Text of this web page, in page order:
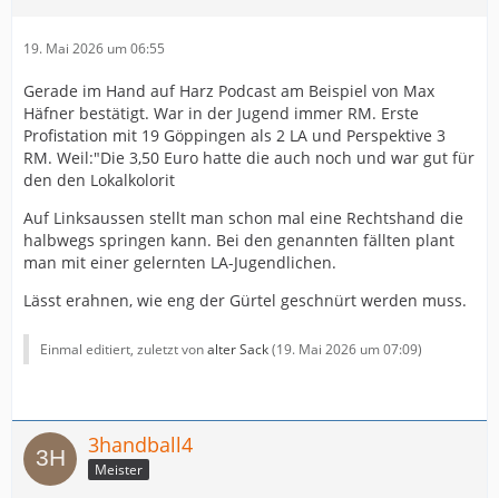
19. Mai 2026 um 06:55
Gerade im Hand auf Harz Podcast am Beispiel von Max
Häfner bestätigt. War in der Jugend immer RM. Erste
Profistation mit 19 Göppingen als 2 LA und Perspektive 3
RM. Weil:"Die 3,50 Euro hatte die auch noch und war gut für
den den Lokalkolorit
Auf Linksaussen stellt man schon mal eine Rechtshand die
halbwegs springen kann. Bei den genannten fällten plant
man mit einer gelernten LA-Jugendlichen.
Lässt erahnen, wie eng der Gürtel geschnürt werden muss.
Einmal editiert, zuletzt vonalter Sack(19. Mai 2026 um 07:09)
3handball4
Meister